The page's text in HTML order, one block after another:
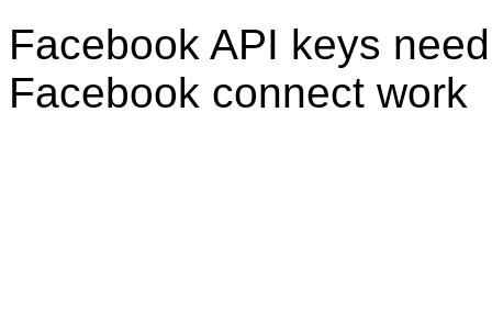
Facebook API keys
Facebook connect work